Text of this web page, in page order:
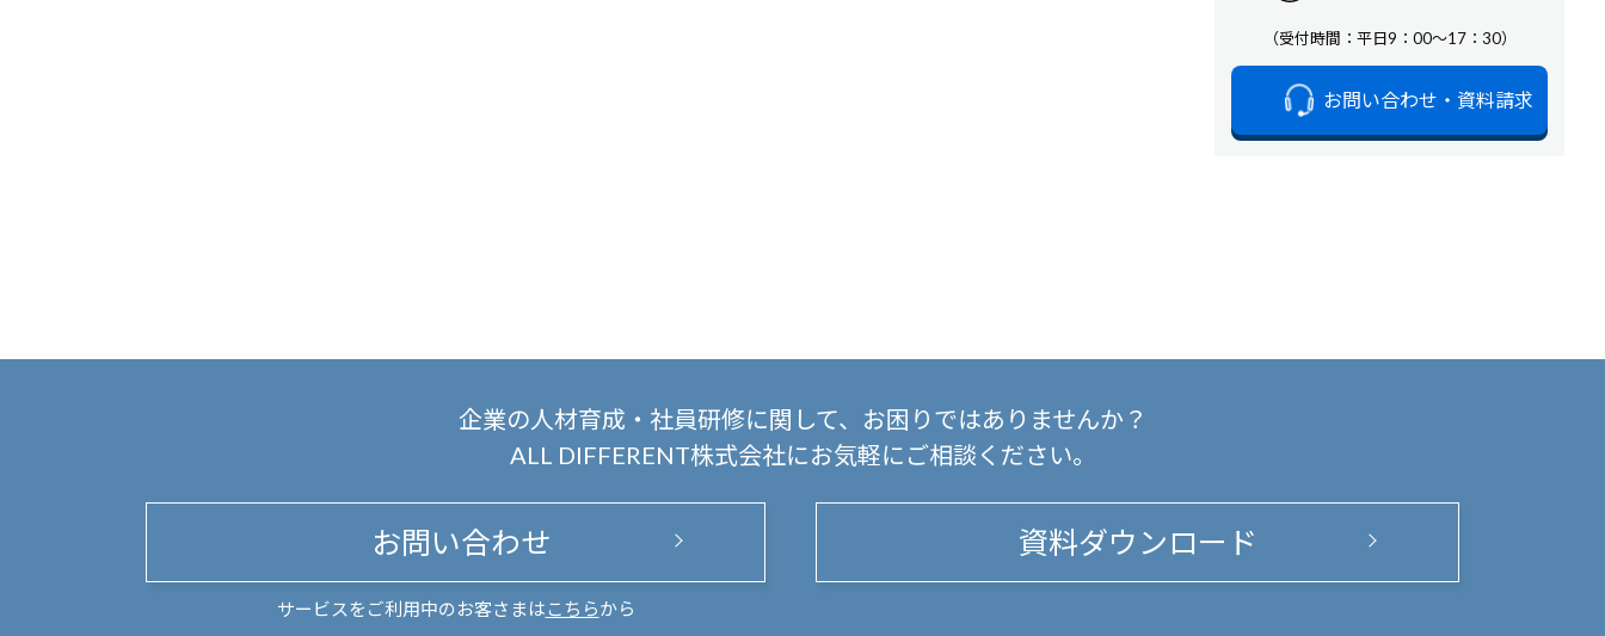
（受付時間：平日9：00～17：30）
お問い合わせ・資料請求
企業の人材育成・社員研修に関して、
お困りではありませんか？
ALL DIFFERENT株式会社にお気軽にご相談ください。
お問い合わせ
サービスをご利用中のお客さまは こちらから
資料ダウンロード